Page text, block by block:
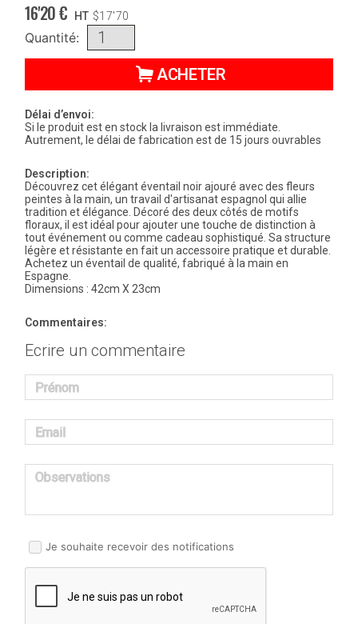
16'20€ HT $17'70
Quantité:
ACHETER
Délai d’envoi:
Si le produit est en stock la livraison est immédiate.
Autrement, le délai de fabrication est de 15 jours ouvrables
Description:
Découvrez cet élégant éventail noir ajouré avec des fleurs
peintes à la main, un travail d'artisanat espagnol qui allie
tradition et élégance. Décoré des deux côtés de motifs
floraux, il est idéal pour ajouter une touche de distinction à
tout événement ou comme cadeau sophistiqué. Sa structure
légère et résistante en fait un accessoire pratique et durable.
Achetez un éventail de qualité, fabriqué à la main en
Espagne.
Dimensions : 42cm X 23cm
Commentaires:
Ecrire un commentaire
Prénom
Email
Observations
Je souhaite recevoir des notifications